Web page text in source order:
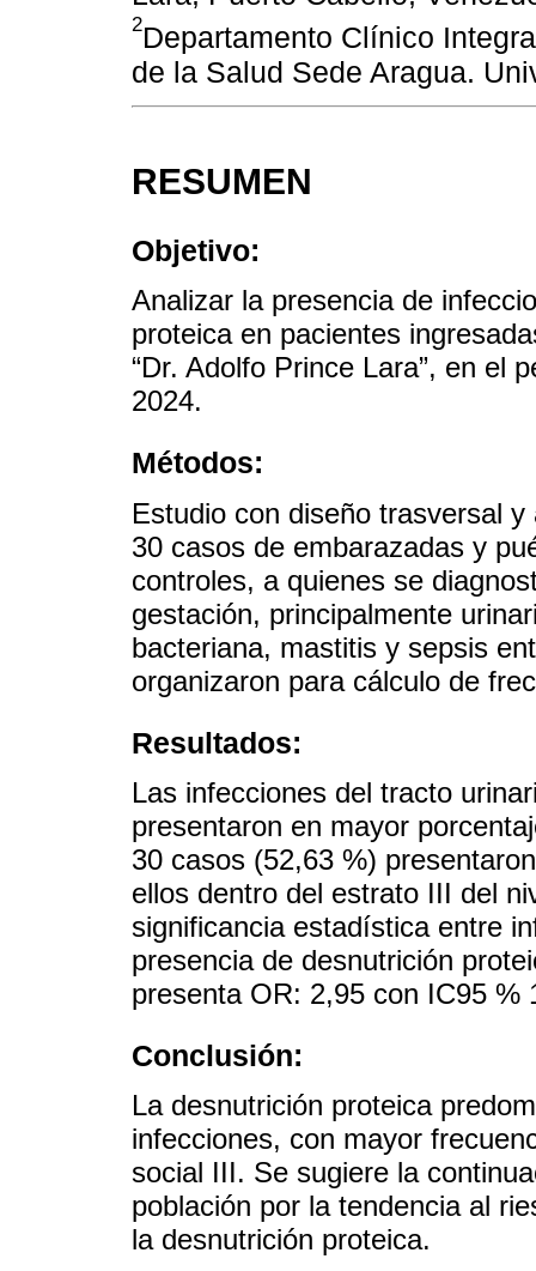
2Departamento Clínico
de la Salud Sede Aragua.
RESUMEN
Objetivo:
Analizar la presencia de
proteica en pacientes
“Dr. Adolfo Prince Lara”, en el
2024.
Métodos:
Estudio con diseño trasversal
30 casos de embarazadas y
controles, a quienes se
gestación, principalmente
bacteriana, mastitis y sepsis
organizaron para cálculo de
Resultados:
Las infecciones del tracto
presentaron en mayor
30 casos (52,63 %)
ellos dentro del estrato III del
significancia estadística entre
presencia de desnutrición
presenta OR: 2,95 con IC95 %
Conclusión:
La desnutrición proteica
infecciones, con mayor
social III. Se sugiere la
población por la tendencia al
la desnutrición proteica.